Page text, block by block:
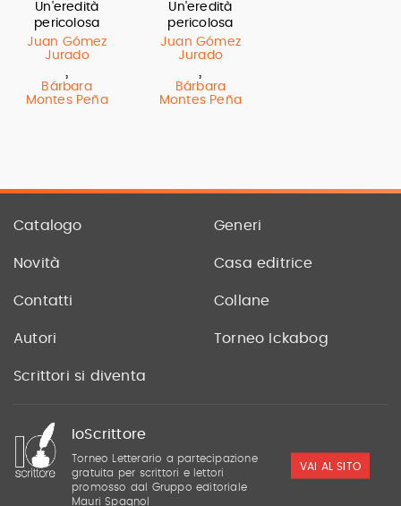
Un'eredità
pericolosa
Juan Gómez
Jurado
,
Bárbara
Montes Peña
Un'eredità
pericolosa
Juan Gómez
Jurado
,
Bárbara
Montes Peña
Catalogo Generi
Novità Casa editrice
Contatti Collane
Autori Torneo Ickabog
Scrittori si diventa
IoScrittore
Torneo Letterario a partecipazione
gratuita per scrittori e lettori
promosso dal Gruppo editoriale
Mauri Spagnol
VAI AL SITO